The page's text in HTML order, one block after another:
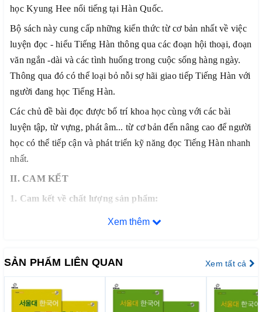
học Kyung Hee nổi tiếng tại Hàn Quốc.
Bộ sách này cung cấp những kiến thức từ cơ bản nhất về việc
luyện đọc - hiểu Tiếng Hàn thông qua các đoạn hội thoại, đoạn
văn ngắn -dài và các tình huống trong cuộc sống hàng ngày.
Thông qua đó có thể loại bỏ nỗi sợ hãi giao tiếp Tiếng Hàn với
người đang học Tiếng Hàn.
Các chủ đề bài đọc được bố trí khoa học cùng với các bài
luyện tập, từ vựng, phát âm... từ cơ bản đến nâng cao để người
học có thể tiếp cận và phát triển kỹ năng đọc Tiếng Hàn nhanh
nhất.
II. CAM KẾT
1. Cam kết về chất lượng sản phẩm:
– Chúng tôi cam kết chỉ phân phối và mang đến cho quý
dung rõ ràng và đầy đủ chi tiết.
– Bảo đảm mỗi quyển sách trước khi xuất kho đều phải qua
thực hiện kiểm tra kỹ lưỡng để loại trừ sự cố có thể xảy ra
Xem thêm
SẢN PHẨM LIÊN QUAN Xem tất cả